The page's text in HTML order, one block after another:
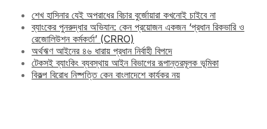
শেখ হাসিনার যেই অপরাধের বিচার বুর্জোয়ারা কখনোই চাইবে না
ব্যাংকের পুনরুদ্ধার অভিযান: কেন প্রয়োজন একজন ‘প্রধান রিকভারি ও
রেজোলিউশন কর্মকর্তা’ (CRRO)
অর্থঋণ আইনের ৪৬ ধারায় প্রধান নির্বাহী বিপদে
টেকসই ব্যাংকিং ব্যবস্থায় আইন বিভাগের রূপান্তরমূলক ভূমিকা
বিকল্প বিরোধ নিষ্পত্তি কেন বাংলাদেশে কার্যকর নয়